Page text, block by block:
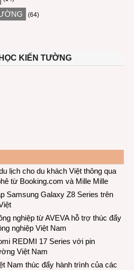
(64)
KIẾN TƯỜNG
lịch cho du khách Việt thông qua
từ Booking.com và Mille Mille
Samsung Galaxy Z8 Series trên
nghiệp từ AVEVA hỗ trợ thúc đẩy
nghiệp Việt Nam
REDMI 17 Series với pin
Việt Nam
Nam thúc đẩy hành trình của các